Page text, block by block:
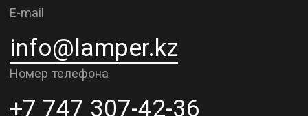
Рассрочка и кредит
г. Алматы, ул. Шевченко, д.204,
к5
Адрес шоурума в г. Астана
г. Астана, ул. Мангилик Ел. д.21